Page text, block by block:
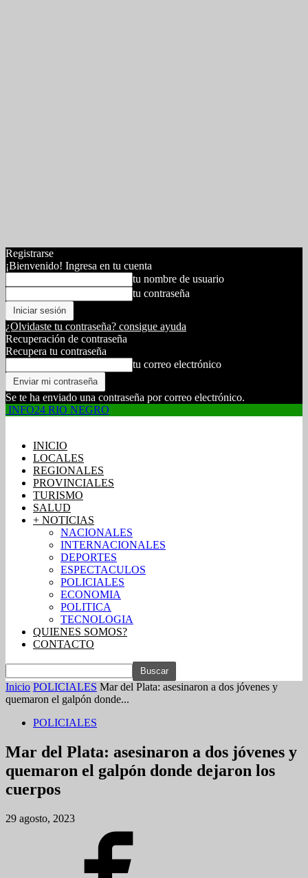
Registrarse
¡Bienvenido! Ingresa en tu cuenta
tu nombre de usuario
tu contraseña
¿Olvidaste tu contraseña? consigue ayuda
Recuperación de contraseña
Recupera tu contraseña
tu correo electrónico
Se te ha enviado una contraseña por correo electrónico.
INFO24 RIO NEGRO
INICIO
LOCALES
REGIONALES
PROVINCIALES
TURISMO
SALUD
+ NOTICIAS
NACIONALES
INTERNACIONALES
DEPORTES
ESPECTACULOS
POLICIALES
ECONOMIA
POLITICA
TECNOLOGIA
QUIENES SOMOS?
CONTACTO
Inicio POLICIALES Mar del Plata: asesinaron a dos jóvenes y
quemaron el galpón donde...
POLICIALES
Mar del Plata: asesinaron a dos jóvenes y
quemaron el galpón donde dejaron los
cuerpos
29 agosto, 2023